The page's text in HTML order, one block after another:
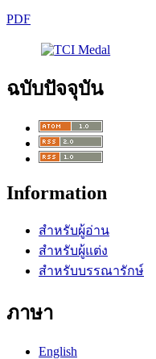
PDF
ฉบับปัจจุบัน
Information
สำหรับผู้อ่าน
สำหรับผู้แต่ง
สำหรับบรรณารักษ์
ภาษา
English